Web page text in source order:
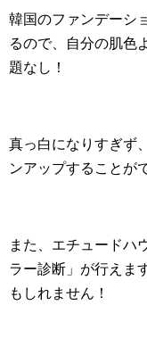
韓国のファンデーシ
るので、自分の肌色
題なし！
真っ白になりすぎず
ンアップすることが
また、エチュードハ
ラー診断」が行えま
もしれません！